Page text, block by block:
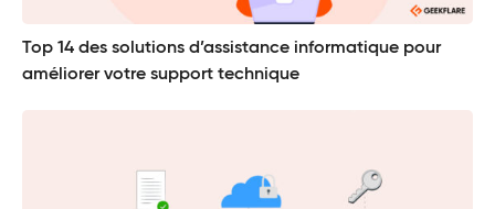
Top 14 des solutions d’assistance informatique pour
améliorer votre support technique